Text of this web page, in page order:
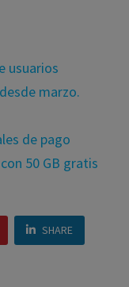
usuarios
marzo.
de pago
50 GB gratis
SHARE